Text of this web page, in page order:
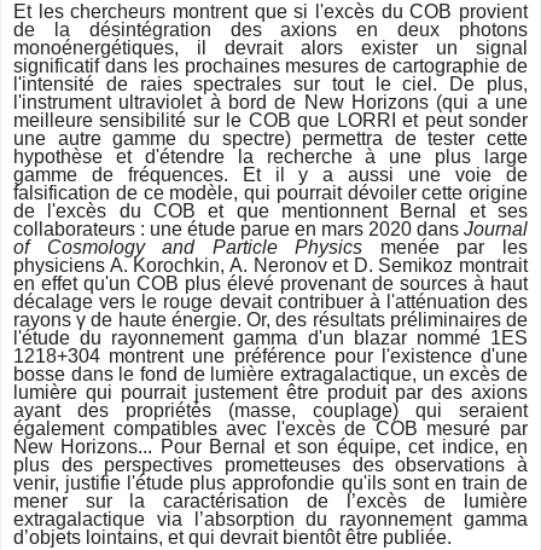
Et les chercheurs montrent que si l'excès du COB provient
de la désintégration des axions en deux photons
monoénergétiques, il devrait alors exister un signal
significatif dans les prochaines mesures de cartographie de
l'intensité de raies spectrales sur tout le ciel. De plus,
l'instrument ultraviolet à bord de New Horizons (qui a une
meilleure sensibilité sur le COB que LORRI et peut sonder
une autre gamme du spectre) permettra de tester cette
hypothèse et d'étendre la recherche à une plus large
gamme de fréquences. Et il y a aussi une voie de
falsification de ce modèle, qui pourrait dévoiler cette origine
de l'excès du COB et que mentionnent Bernal et ses
collaborateurs : une étude parue en mars 2020 dans Journal
of Cosmology and Particle
Physics menée par les
physiciens A. Korochkin, A. Neronov et D. Semikoz montrait
en effet qu'un COB plus élevé provenant de sources à haut
décalage vers le rouge devait contribuer à l'atténuation des
rayons γ de haute énergie. Or, des résultats préliminaires de
l'étude du rayonnement gamma d'un blazar nommé 1ES
1218+304 montrent une préférence pour l'existence d'une
bosse dans le fond de lumière extragalactique, un excès de
lumière qui pourrait justement être produit par des axions
ayant des propriétés (masse, couplage) qui seraient
également compatibles avec l'excès de COB mesuré par
New Horizons... Pour Bernal et son équipe, cet indice, en
plus des perspectives prometteuses des observations à
venir, justifie l'étude plus approfondie qu'ils sont en train de
mener sur la caractérisation de l’excès de lumière
extragalactique via l’absorption du rayonnement gamma
d’objets lointains, et qui devrait bientôt être publiée.